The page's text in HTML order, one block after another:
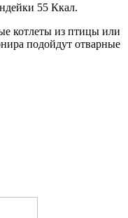
55 Ккал.
котлеты из птицы или
подойдут отварные